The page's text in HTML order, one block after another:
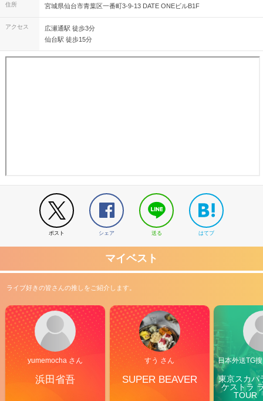
住所 宮城県仙台市青葉区一番町3-9-13 DATE ONEビルB1F
アクセス
広瀬通駅 徒歩3分
仙台駅 徒歩15分
ポスト シェア 送る はてブ
マイベスト
ライブ好きの皆さんの推しをご紹介します。
yumemocha さん
浜田省吾
すう さん
SUPER BEAVER
日本外送TG
東京スカパ
ケストラ
TOUR